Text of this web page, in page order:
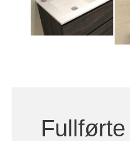
prosjekter